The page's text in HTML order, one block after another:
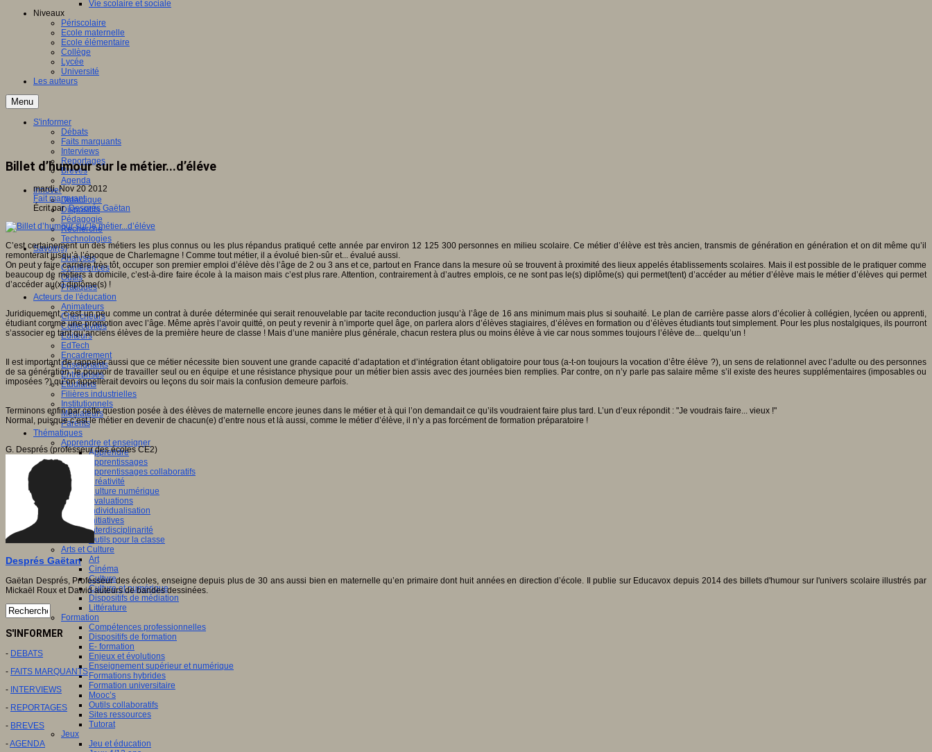
Vie scolaire et sociale
Niveaux
Périscolaire
Ecole maternelle
Ecole élémentaire
Collège
Lycée
Université
Les auteurs
Menu
S'informer
Débats
Faits marquants
Interviews
Reportages
Brèves
Agenda
Innover
Didactique
Dispositifs
Pédagogie
Recherche
Technologies
Savoir(s)
Analyses
Conférences
Outils
Pratiques
Acteurs de l'éducation
Animateurs
Chercheurs
Collectivités
Editeurs
EdTech
Encadrement
Enseignants
Entreprises
Etudiants
Filières industrielles
Institutionnels
Médiateurs
Parents
Thématiques
Apprendre et enseigner
Apprendre
Apprentissages
Apprentissages collaboratifs
Créativité
Culture numérique
Evaluations
Individualisation
Initiatives
Interdisciplinarité
Outils pour la classe
Arts et Culture
Art
Cinéma
Culture
Culture et numérique
Dispositifs de médiation
Littérature
Formation
Compétences professionnelles
Dispositifs de formation
E- formation
Enjeux et évolutions
Enseignement supérieur et numérique
Formations hybrides
Formation universitaire
Mooc’s
Outils collaboratifs
Sites ressources
Tutorat
Jeux
Jeu et éducation
Billet d’humour sur le métier...d’éléve
mardi, Nov 20 2012
Fait marquant
Écrit parDesprés Gaëtan
C’est certainement un des métiers les plus connus ou les plus répandus pratiqué cette année par environ 12 125 300 personnes en milieu scolaire. Ce métier d’élève est très ancien, transmis de génération en génération et on dit même qu’il
remonterait jusqu’à l’époque de Charlemagne ! Comme tout métier, il a évolué bien-sûr et... évalué aussi.
On peut y faire carrière très tôt, occuper son premier emploi d’élève dès l’âge de 2 ou 3 ans et ce, partout en France dans la mesure où se trouvent à proximité des lieux appelés établissements scolaires. Mais il est possible de le pratiquer comme
beaucoup de métiers à domicile, c’est-à-dire faire école à la maison mais c’est plus rare. Attention, contrairement à d’autres emplois, ce ne sont pas le(s) diplôme(s) qui permet(tent) d’accéder au métier d’élève mais le métier d’élèves qui permet
d’accéder au(x) diplôme(s) !
Juridiquement, c’est un peu comme un contrat à durée déterminée qui serait renouvelable par tacite reconduction jusqu’à l’âge de 16 ans minimum mais plus si souhaité. Le plan de carrière passe alors d’écolier à collégien, lycéen ou apprenti,
étudiant comme une promotion avec l’âge. Même après l’avoir quitté, on peut y revenir à n’importe quel âge, on parlera alors d’élèves stagiaires, d’élèves en formation ou d’élèves étudiants tout simplement. Pour les plus nostalgiques, ils pourront
s’associer en tant qu’anciens élèves de la première heure de classe ! Mais d’une manière plus générale, chacun restera plus ou moins élève à vie car nous sommes toujours l’élève de... quelqu’un !
Il est important de rappeler aussi que ce métier nécessite bien souvent une grande capacité d’adaptation et d’intégration étant obligatoire pour tous (a-t-on toujours la vocation d’être élève ?), un sens de relationnel avec l’adulte ou des personnes
de sa génération, le pouvoir de travailler seul ou en équipe et une résistance physique pour un métier bien assis avec des journées bien remplies. Par contre, on n’y parle pas salaire même s’il existe des heures supplémentaires (imposables ou
imposées ?) qu’on appellerait devoirs ou leçons du soir mais la confusion demeure parfois.
Terminons enfin par cette question posée à des élèves de maternelle encore jeunes dans le métier et à qui l’on demandait ce qu’ils voudraient faire plus tard. L’un d’eux répondit : "Je voudrais faire... vieux !"
Normal, puisque c’est le métier en devenir de chacun(e) d’entre nous et là aussi, comme le métier d’élève, il n’y a pas forcément de formation préparatoire !
G. Després (professeur des écoles CE2)
Després Gaëtan
Gaëtan Després, Professeur des écoles, enseigne depuis plus de 30 ans aussi bien en maternelle qu’en primaire dont huit années en direction d’école. Il publie sur Educavox depuis 2014 des billets d'humour sur l'univers scolaire illustrés par
Mickaël Roux et Dawid auteurs de bandes dessinées.
S'INFORMER
- DEBATS
- FAITS MARQUANTS
- INTERVIEWS
- REPORTAGES
- BREVES
-AGENDA